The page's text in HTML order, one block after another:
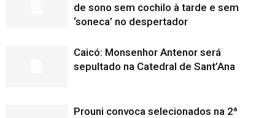
de sono sem cochilo à tarde e sem
‘soneca’ no despertador
Caicó: Monsenhor Antenor será
sepultado na Catedral de Sant’Ana
Prouni convoca selecionados na 2ª